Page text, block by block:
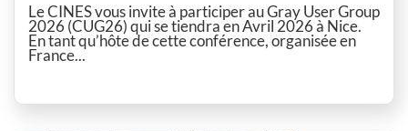
Le CINES vous invite à participer au Gray User Group
2026 (CUG26) qui se tiendra en Avril 2026 à Nice.
En tant qu’hôte de cette conférence, organisée en
France...